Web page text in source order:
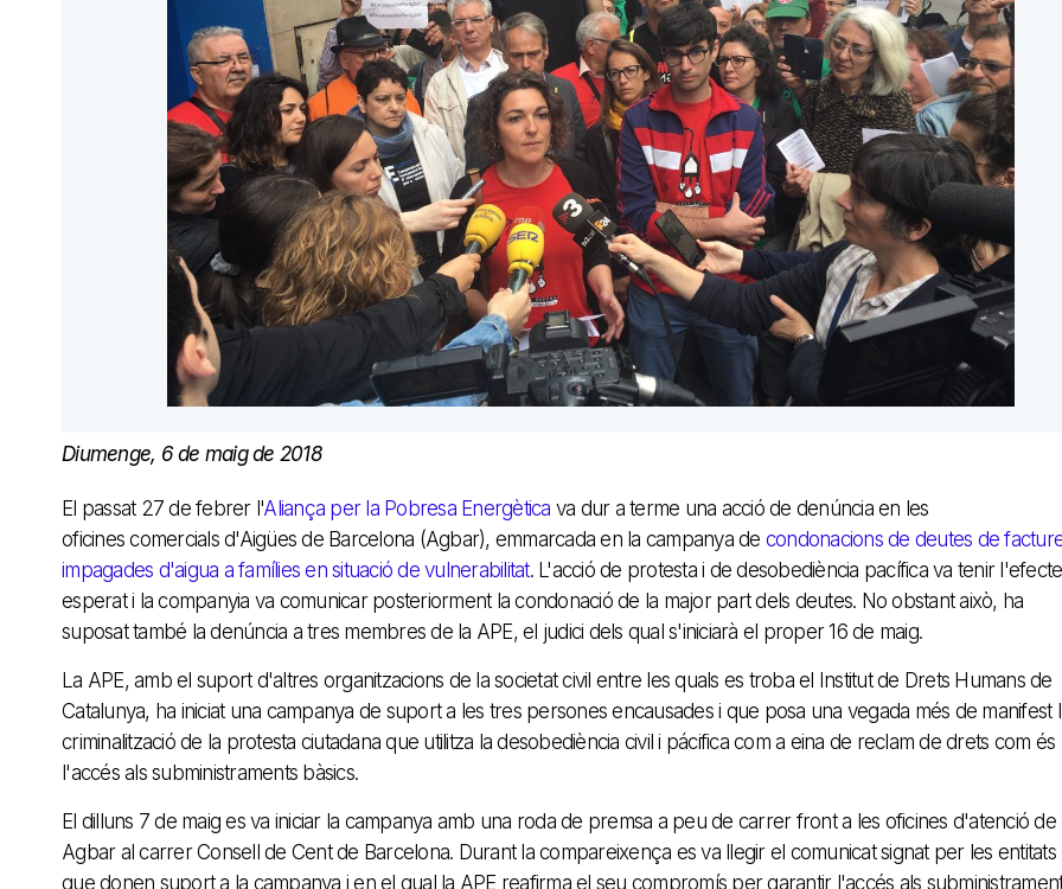
Diumenge, 6 de maig de 2018
El passat 27 de febrer l'Aliança per la Pobresa Energètica va dur a terme una acció de denúncia en les
oficines comercials d'Aigües de Barcelona (Agbar), emmarcada en la campanya de condonacions de deutes de
impagades d'aigua a famílies en situació de vulnerabilitat. L'acció de protesta i de desobediència pacífica va tenir l'efecte
esperat i la companyia va comunicar posteriorment la condonació de la major part dels deutes. No obstant això, ha
suposat també la denúncia a tres membres de la APE, el judici dels qual s'iniciarà el proper 16 de maig.
La APE, amb el suport d'altres organitzacions de la societat civil entre les quals es troba el Institut de Drets Humans de
Catalunya, ha iniciat una campanya de suport a les tres persones encausades i que posa una vegada més de manifest
criminalització de la protesta ciutadana que utilitza la desobediència civil i pácifica com a eina de reclam de drets com és
l'accés als subministraments bàsics.
El dilluns 7 de maig es va iniciar la campanya amb una roda de premsa a peu de carrer front a les oficines d'atenció de
Agbar al carrer Consell de Cent de Barcelona. Durant la compareixença es va llegir el comunicat signat per les entitats
que donen suport a la campanya i en el qual la APE reafirma el seu compromís per garantir l'accés als